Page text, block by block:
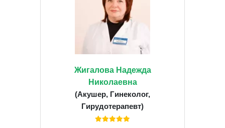
Жигалова Надежда
Николаевна
(Акушер, Гинеколог,
Гирудотерапевт)